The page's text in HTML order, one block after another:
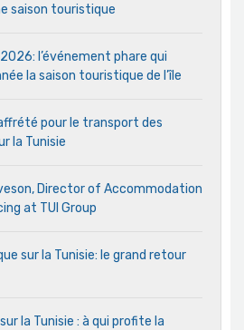
saison touristique
l’événement phare qui
la saison touristique de l’île
pour le transport des
la Tunisie
Director of Accommodation
at TUI Group
sur la Tunisie: le grand retour
la Tunisie : à qui profite la